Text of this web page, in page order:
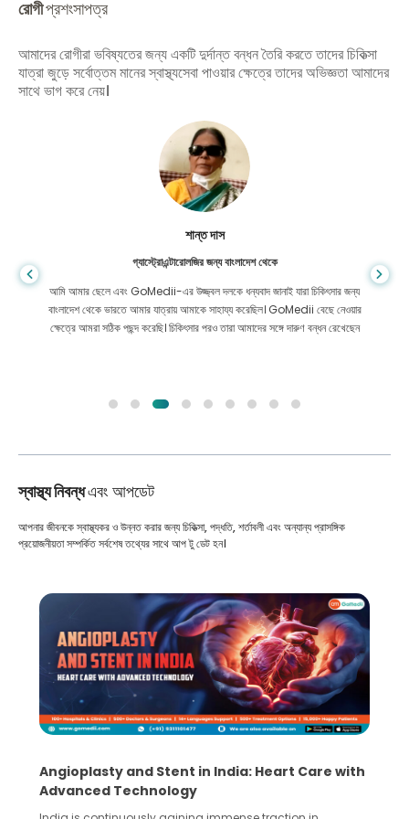
রোগীপ্রশংসাপত্র
আমাদের রোগীরা ভবিষ্যতের জন্য একটি দুর্দান্ত বন্ধন তৈরি করতে তাদের চিকিত্সা
যাত্রা জুড়ে সর্বোত্তম মানের স্বাস্থ্যসেবা পাওয়ার ক্ষেত্রে তাদের অভিজ্ঞতা আমাদের
সাথে ভাগ করে নেয়।
শান্ত দাস
গ্যাস্ট্রোএন্টারোলজির জন্য বাংলাদেশ থেকে
আমি আমার ছেলে এবং GoMedii-এর উজ্জ্বল দলকে ধন্যবাদ জানাই যারা চিকিৎসার জন্য
বাংলাদেশ থেকে ভারতে আমার যাত্রায় আমাকে সাহায্য করেছিল। GoMedii বেছে নেওয়ার
ক্ষেত্রে আমরা সঠিক পছন্দ করেছি। চিকিৎসার পরও তারা আমাদের সঙ্গে দারুণ বন্ধন রেখেছেন
স্বাস্থ্য নিবন্ধএবং আপডেট
আপনার জীবনকে স্বাস্থ্যকর ও উন্নত করার জন্য চিকিত্সা, পদ্ধতি, শর্তাবলী এবং অন্যান্য প্রাসঙ্গিক
প্রয়োজনীয়তা সম্পর্কিত সর্বশেষ তথ্যের সাথে আপ টু ডেট হন।
Angioplasty and Stent in India: Heart Care with
Advanced Technology